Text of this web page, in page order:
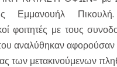
Εμμανουήλ
φοιτητές με τους
αναλύθηκαν αφορούσαν
των μετακινούμενων